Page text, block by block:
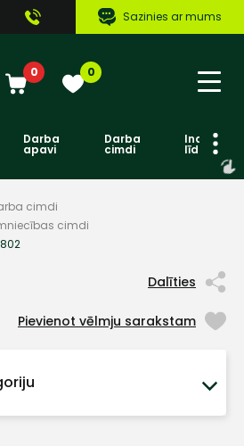
Sazinies ar mums
0 0
Darba
apavi
Darba
cimdi līdzekļi
cimdi
cimdi
Dalīties
Pievienot vēlmju sarakstam